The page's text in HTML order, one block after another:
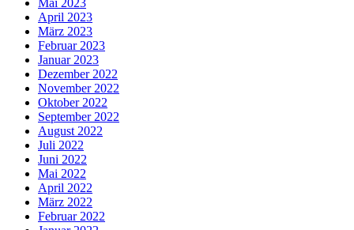
Mai 2023
April 2023
März 2023
Februar 2023
Januar 2023
Dezember 2022
November 2022
Oktober 2022
September 2022
August 2022
Juli 2022
Juni 2022
Mai 2022
April 2022
März 2022
Februar 2022